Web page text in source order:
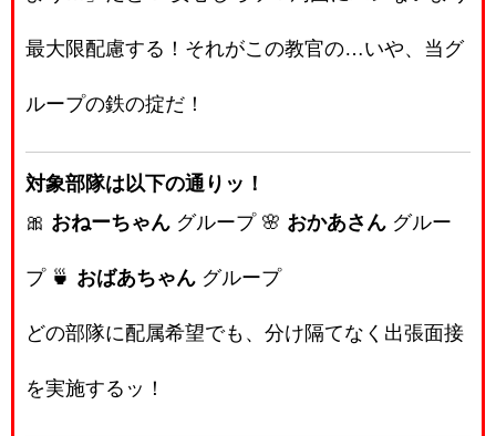
最大限配慮する！それがこの教官の…いや、当グ
ループの鉄の掟だ！
対象部隊は以下の通りッ！
🎀 おねーちゃん グループ 🌸 おかあさん グルー
プ 🍵 おばあちゃん グループ
どの部隊に配属希望でも、分け隔てなく出張面接
を実施するッ！